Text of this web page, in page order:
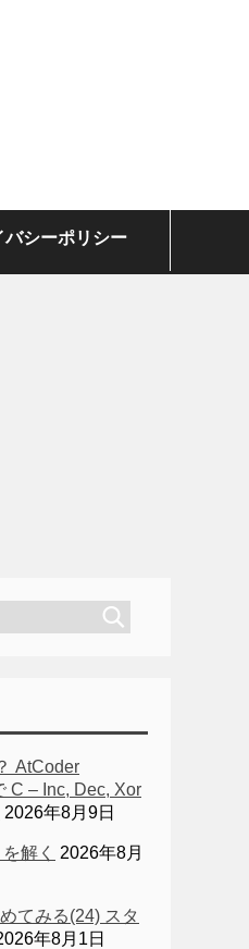
バシーポリシー
AtCoder
C – Inc, Dec, Xor
2026年8月9日
解く
2026年8月
てみる(24) スタ
年8月1日